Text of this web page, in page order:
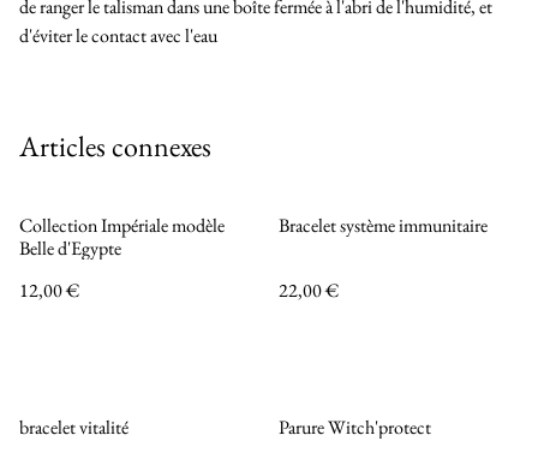
de ranger le talisman dans une boîte fermée à l'abri de l'humidité, et
d'éviter le contact avec l'eau
Articles connexes
Collection Impériale modèle
Belle d'Egypte
12,00 €
Bracelet système immunitaire
22,00 €
bracelet vitalité Parure Witch'protect